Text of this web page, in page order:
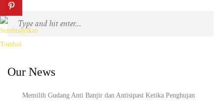
Our News
Memilih Gudang Anti Banjir dan Antisipasi Ketika Penghujan